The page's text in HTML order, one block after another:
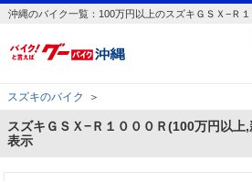
沖縄のバイク一覧：100万円以上のスズキＧＳＸ−Ｒ
スズキのバイク ＞
スズキＧＳＸ−Ｒ１０００Ｒ(100万円以上,
表示